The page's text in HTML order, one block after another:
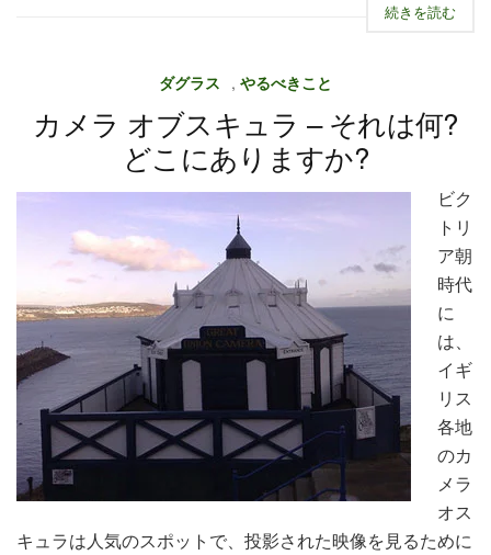
続きを読む
ダグラス , やるべきこと
カメラ オブスキュラ – それは何?
どこにありますか?
ビク
トリ
ア朝
時代
に
は、
イギ
リス
各地
のカ
メラ
オス
キュラは人気のスポットで、投影された映像を見るために